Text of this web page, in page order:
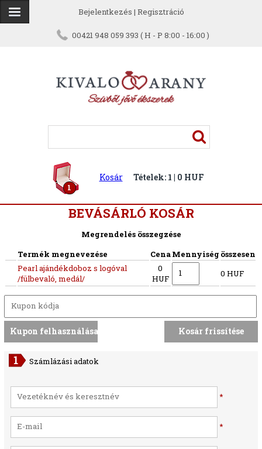
Bejelentkezés | Regisztráció
00421 948 059 393 ( H - P 8:00 - 16:00 )
1
Kosár Tételek: 1 | 0 HUF
BEVÁSÁRLÓ KOSÁR
Megrendelés összegzése
Termék megnevezése
CenaMennyiség összesen
Pearl ajándékdoboz s logóval
/fülbevaló, medál/
0
HUF
0 HUF
Számlázási adatok
*
*